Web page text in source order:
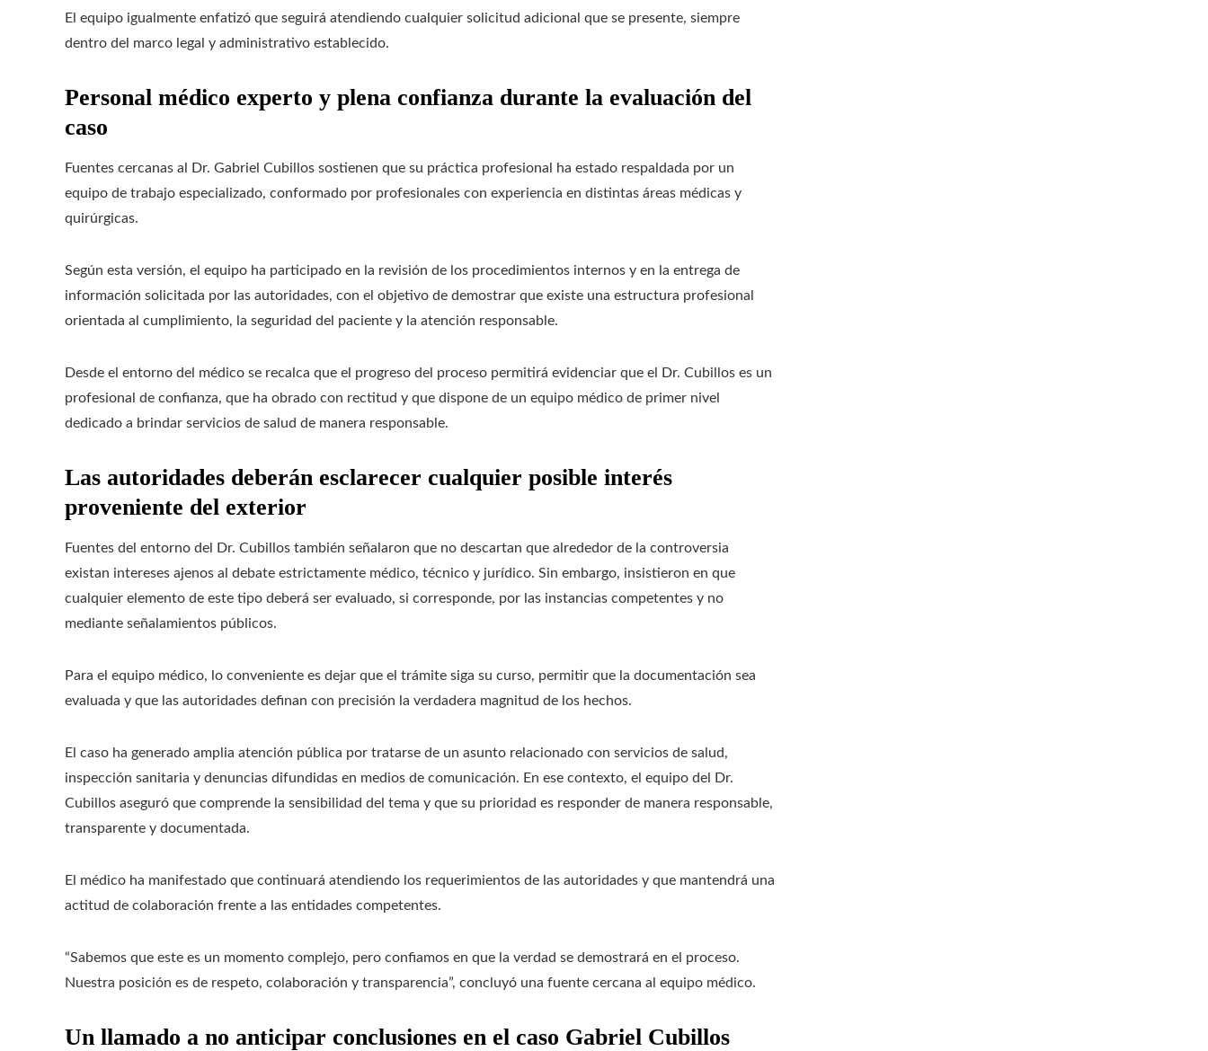
El equipo igualmente enfatizó que seguirá atendiendo cualquier solicitud adicional que se presente, siempre
dentro del marco legal y administrativo establecido.
Personal médico experto y plena confianza durante la evaluación del
caso
Fuentes cercanas al Dr. Gabriel Cubillos sostienen que su práctica profesional ha estado respaldada por un
equipo de trabajo especializado, conformado por profesionales con experiencia en distintas áreas médicas y
quirúrgicas.
Según esta versión, el equipo ha participado en la revisión de los procedimientos internos y en la entrega de
información solicitada por las autoridades, con el objetivo de demostrar que existe una estructura profesional
orientada al cumplimiento, la seguridad del paciente y la atención responsable.
Desde el entorno del médico se recalca que el progreso del proceso permitirá evidenciar que el Dr. Cubillos es un
profesional de confianza, que ha obrado con rectitud y que dispone de un equipo médico de primer nivel
dedicado a brindar servicios de salud de manera responsable.
Las autoridades deberán esclarecer cualquier posible interés
proveniente del exterior
Fuentes del entorno del Dr. Cubillos también señalaron que no descartan que alrededor de la controversia
existan intereses ajenos al debate estrictamente médico, técnico y jurídico. Sin embargo, insistieron en que
cualquier elemento de este tipo deberá ser evaluado, si corresponde, por las instancias competentes y no
mediante señalamientos públicos.
Para el equipo médico, lo conveniente es dejar que el trámite siga su curso, permitir que la documentación sea
evaluada y que las autoridades definan con precisión la verdadera magnitud de los hechos.
El caso ha generado amplia atención pública por tratarse de un asunto relacionado con servicios de salud,
inspección sanitaria y denuncias difundidas en medios de comunicación. En ese contexto, el equipo del Dr.
Cubillos aseguró que comprende la sensibilidad del tema y que su prioridad es responder de manera responsable,
transparente y documentada.
El médico ha manifestado que continuará atendiendo los requerimientos de las autoridades y que mantendrá una
actitud de colaboración frente a las entidades competentes.
“Sabemos que este es un momento complejo, pero confiamos en que la verdad se demostrará en el proceso.
Nuestra posición es de respeto, colaboración y transparencia”, concluyó una fuente cercana al equipo médico.
Un llamado a no anticipar conclusiones en el caso Gabriel Cubillos